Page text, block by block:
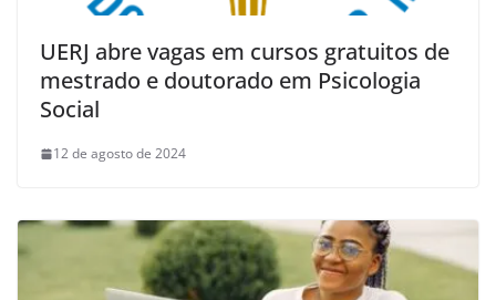
UERJ abre vagas em cursos gratuitos de
mestrado e doutorado em Psicologia
Social
12 de agosto de 2024